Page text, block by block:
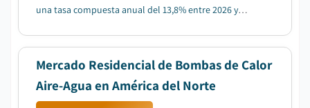
una tasa compuesta anual del 13,8% entre 2026 y
Mercado Residencial de Bombas de Calor
Aire-Agua en América del Norte